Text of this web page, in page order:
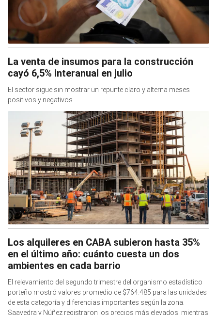
La venta de insumos para la construcción
cayó 6,5% interanual en julio
El sector sigue sin mostrar un repunte claro y alterna meses
positivos y negativos
Los alquileres en CABA subieron hasta 35%
en el último año: cuánto cuesta un dos
ambientes en cada barrio
El relevamiento del segundo trimestre del organismo estadístico
porteño mostró valores promedio de $764.485 para las unidades
de esta categoría y diferencias importantes según la zona.
Saavedra y Núñez registraron los precios más elevados, mientras